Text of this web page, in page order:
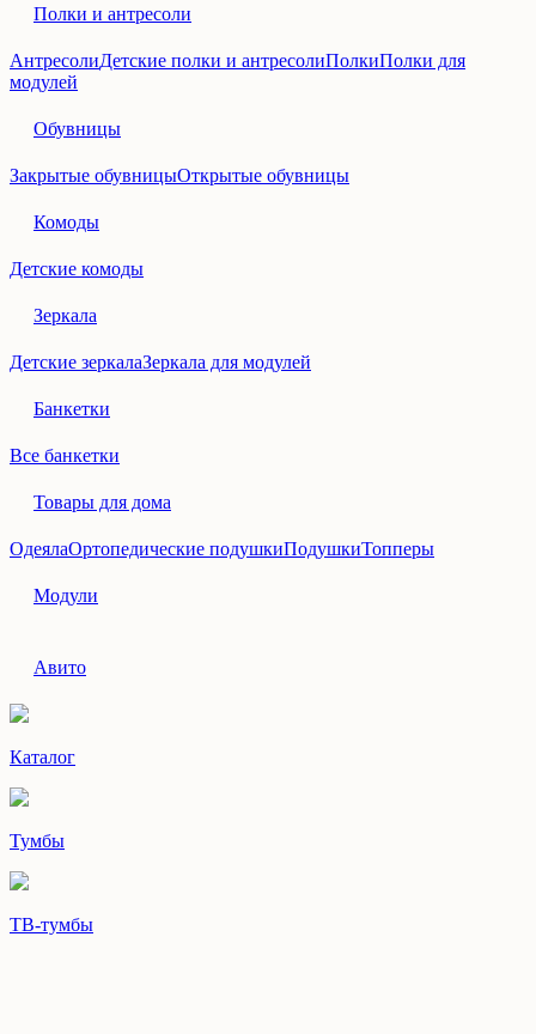
Полки и антресоли
АнтресолиДетские полки и антресолиПолкиПолки для
модулей
Обувницы
Закрытые обувницыОткрытые обувницы
Комоды
Детские комоды
Зеркала
Детские зеркалаЗеркала для модулей
Банкетки
Все банкетки
Товары для дома
ОдеялаОртопедические подушкиПодушкиТопперы
Модули
Авито
Каталог
Тумбы
ТВ-тумбы